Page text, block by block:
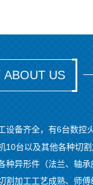
ABOUT US
设备齐全，有6台数控
10台以及其他各种切割
种异形件（法兰、轴
割加工工艺成熟、师